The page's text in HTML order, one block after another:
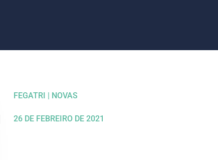
FEGATRI | NOVAS
26 DE FEBREIRO DE 2021